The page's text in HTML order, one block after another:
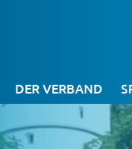
DER VERBAND